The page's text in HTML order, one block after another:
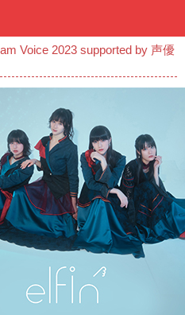
Voice 2023 supported by 声優